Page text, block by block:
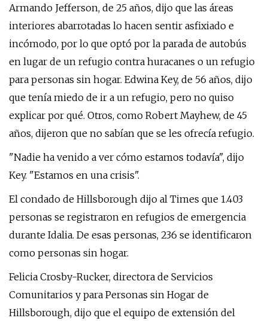
Armando Jefferson, de 25 años, dijo que las áreas
interiores abarrotadas lo hacen sentir asfixiado e
incómodo, por lo que optó por la parada de autobús
en lugar de un refugio contra huracanes o un refugio
para personas sin hogar. Edwina Key, de 56 años, dijo
que tenía miedo de ir a un refugio, pero no quiso
explicar por qué. Otros, como Robert Mayhew, de 45
años, dijeron que no sabían que se les ofrecía refugio.
"Nadie ha venido a ver cómo estamos todavía", dijo
Key. "Estamos en una crisis".
El condado de Hillsborough dijo al Times que 1.403
personas se registraron en refugios de emergencia
durante Idalia. De esas personas, 236 se identificaron
como personas sin hogar.
Felicia Crosby-Rucker, directora de Servicios
Comunitarios y para Personas sin Hogar de
Hillsborough, dijo que el equipo de extensión del